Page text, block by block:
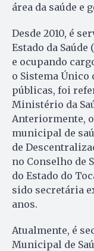
área da saúde e
Desde 2010, é
Estado da Saúde
e ocupando
o Sistema Único
públicas, foi
Ministério da
Anteriormente,
municipal de
de
no Conselho de
do Estado do
sido secretária
anos.
Atualmente, é
Municipal de